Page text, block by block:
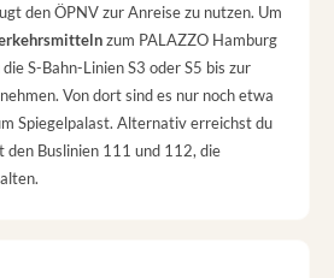
den ÖPNV zur Anreise zu nutzen. Um
zum PALAZZO Hamburg
S-Bahn-Linien S3 oder S5 bis zur
Von dort sind es nur noch etwa
Spiegelpalast. Alternativ erreichst du
den Buslinien 111 und 112, die